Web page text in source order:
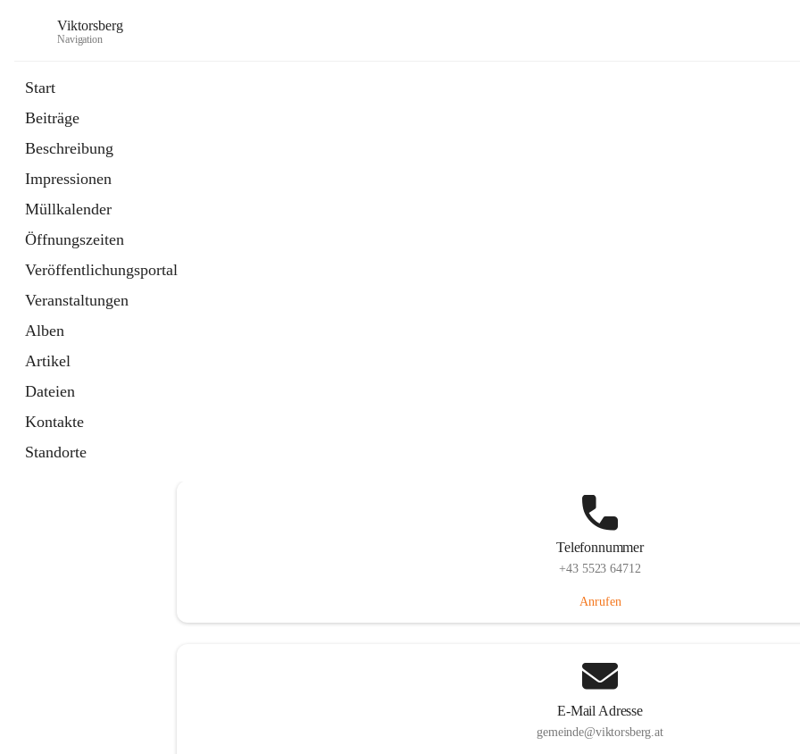
Viktorsberg
Navigation
Start
Beiträge
Beschreibung
Impressionen
Müllkalender
Öffnungszeiten
Veröffentlichungsportal
Veranstaltungen
Alben
Artikel
Dateien
Kontakte
Standorte
Telefonnummer
+43 5523 64712
Anrufen
E-Mail Adresse
gemeinde@viktorsberg.at